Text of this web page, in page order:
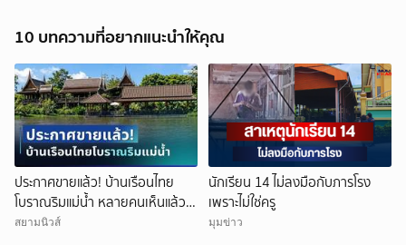
10 บทความที่อยากแนะนำให้คุณ
ประกาศขายแล้ว! บ้านเรือนไทย
โบราณริมแม่น้ำ หลายคนเห็นแล้ว
จำได้ เคยเป็นฉากหนังดัง
สยามนิวส์
นักเรียน 14 ไม่ลงมือกับภารโรง
เพราะไม่ใช่ครู
มุมข่าว